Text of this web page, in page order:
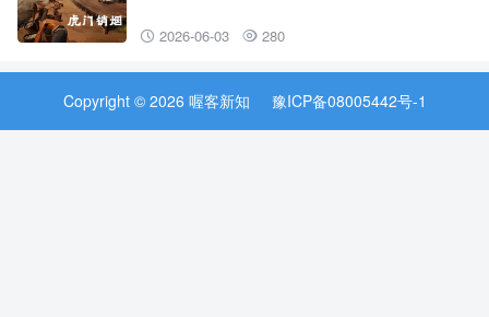
 2026-06-03  280
Copyright © 2026 喔客新知 豫ICP备08005442号-1